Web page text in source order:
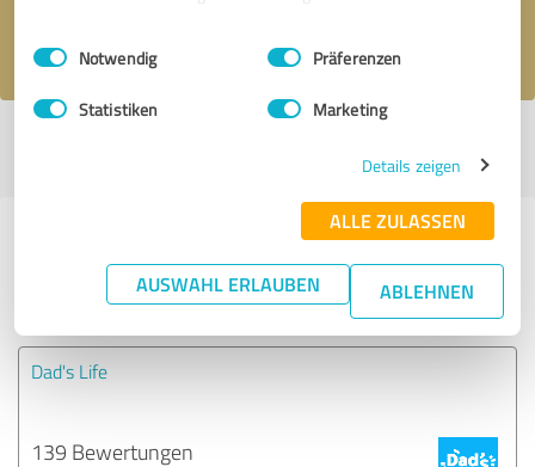
Impressum Datenschutzbestimmungen
Einwilligungsauswahl
Notwendig Präferenzen
Statistiken Marketing
Details zeigen
ALLE ZULASSEN
AUSWAHL ERLAUBEN ABLEHNEN
Erfahrungen zu weiteren
Anbietern aus dem Bereich
Dienstleistungen
Dad's Life
139 Bewertungen